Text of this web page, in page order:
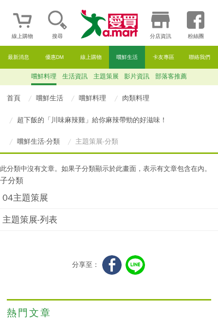
線上購物 搜尋 分店資訊 粉絲團
最新消息 優惠DM 線上購物 嚐鮮生活 卡友專區 聯絡我們
嚐鮮料理 生活資訊 主題策展 影片資訊 部落客推薦
首頁 嚐鮮生活 嚐鮮料理 肉類料理
超下飯的「川味麻辣雞」給你麻辣帶勁的好滋味！
嚐鮮生活-分類 主題策展-分類
此分類中沒有文章。如果子分類顯示於此畫面，表示有文章包含在內。
子分類
04主題策展
主題策展-列表
分享至：
熱門文章